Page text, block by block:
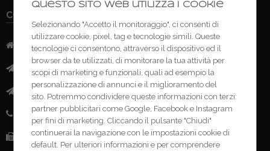
CONTATTI
Indirizzo:Via Mazzini, 52 - 46043 Castiglione delle Stivere (MN)
info@ferramentacima.com
Pec:
Telefono: (+39) 0376 943911
Fax:(+39) 0376 943913
Questo sito web utilizza i cookie
Selezionando "Accetto il monitoraggio", ci consenti di
utilizzare cookie, pixel, tag e tecnologie simili. Queste
tecnologie ci consentono, attraverso il dispositivo ed il
browser da te utilizzati, di monitorare la tua attività per
scopi di marketing e funzionali, quali ad esempio la
personalizzazione di annunci e il miglioramento del
sito. Potremmo condividere queste informazioni con terzi:
partner pubblicitari come Google, Facebook e Instagram
per fini di marketing. Cliccando il pulsante "Chiudi"
continuerai la navigazione con le impostazioni cookie di
default. Per ulteriori informazioni e per comprendere